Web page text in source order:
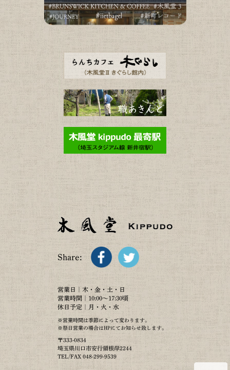
Share:
営業日｜木・金・土・日
営業時間｜10:00～17:30頃
休日予定｜月・火・水
※営業時間は季節によって変わります。
※祭日営業の場合はHPにてお知らせ致します。
〒333-0834
埼玉県川口市安行領根岸2244
TEL/FAX 048-299-9539